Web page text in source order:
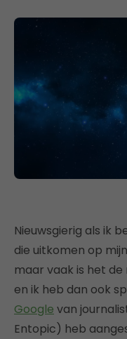
Nieuwsgierig als ik
die uitkomen op
maar vaak is het
en ik heb dan ook
Google van
Entopic) heb